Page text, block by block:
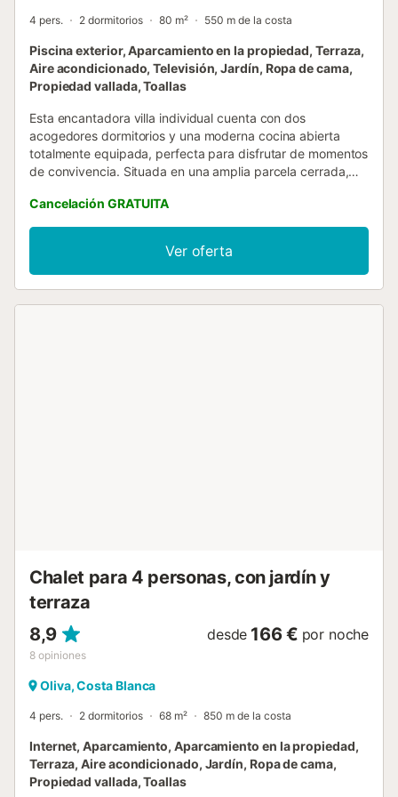
4 pers. 2 dormitorios 80 m² 550 m de la costa
Piscina exterior, Aparcamiento en la propiedad, Terraza,
Aire acondicionado, Televisión, Jardín, Ropa de cama,
Propiedad vallada, Toallas
Esta encantadora villa individual cuenta con dos
acogedores dormitorios y una moderna cocina abierta
totalmente equipada, perfecta para disfrutar de momentos
de convivencia. Situada en una amplia parcela cerrada,
exuberante jardín privado y una refrescante piscina. Su
privilegiada ubicación la sitúa a escasos 700 metros de
una playa de arena blanca y a tan solo 400 metros del
prestigioso Centro Ecuestre Oliva Nova...
Cancelación GRATUITA
Ver oferta
Chalet para 4 personas, con jardín y
terraza
8,9
8 opiniones
desde 166 € por noche
Oliva, Costa Blanca
4 pers. 2 dormitorios 68 m² 850 m de la costa
Internet, Aparcamiento, Aparcamiento en la propiedad,
Terraza, Aire acondicionado, Jardín, Ropa de cama,
Propiedad vallada, Toallas